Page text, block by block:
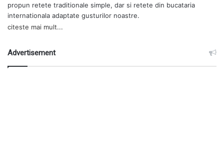
propun retete traditionale simple, dar si retete din bucataria
internationala adaptate gusturilor noastre.
citeste mai mult...
Advertisement